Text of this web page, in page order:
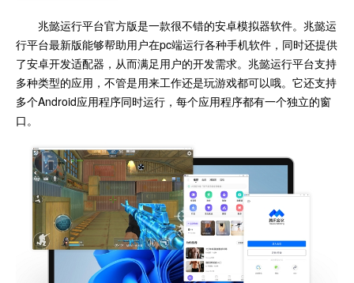
兆懿运行平台官方版是一款很不错的安卓模拟器软件。兆懿运
行平台最新版能够帮助用户在pc端运行各种手机软件，同时还提供
了安卓开发适配器，从而满足用户的开发需求。兆懿运行平台支持
多种类型的应用，不管是用来工作还是玩游戏都可以哦。它还支持
多个Android应用程序同时运行，每个应用程序都有一个独立的窗
口。